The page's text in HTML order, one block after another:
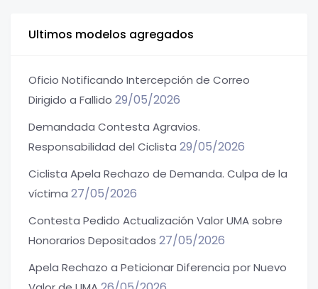
Ultimos modelos agregados
Oficio Notificando Intercepción de Correo
Dirigido a Fallido 29/05/2026
Demandada Contesta Agravios.
Responsabilidad del Ciclista 29/05/2026
Ciclista Apela Rechazo de Demanda. Culpa de la
víctima 27/05/2026
Contesta Pedido Actualización Valor UMA sobre
Honorarios Depositados 27/05/2026
Apela Rechazo a Peticionar Diferencia por Nuevo